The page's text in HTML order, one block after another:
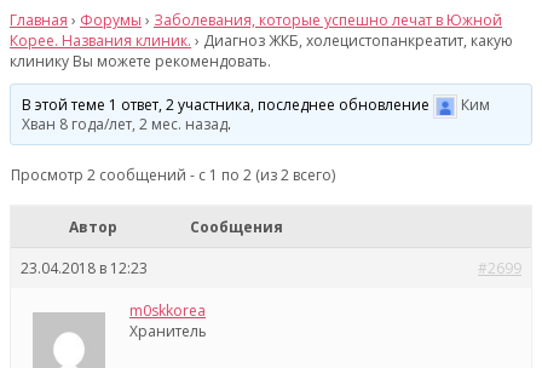
Главная › Форумы › Заболевания, которые успешно лечат в Южной
Корее. Названия клиник. › Диагноз ЖКБ, холецистопанкреатит, какую
клинику Вы можете рекомендовать.
В этой теме 1 ответ, 2 участника, последнее обновление
Ким
Хван 8 года/лет, 2 мес. назад.
Просмотр 2 сообщений - с 1 по 2 (из 2 всего)
Автор
Сообщения
23.04.2018 в 12:23
#2699
m0skkorea
Хранитель